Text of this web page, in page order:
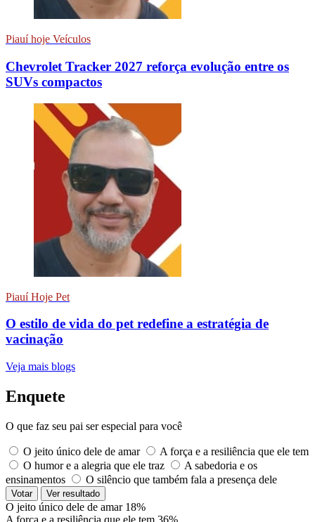
Piauí hoje Veículos
Chevrolet Tracker 2027 reforça evolução entre os
SUVs compactos
Piauí Hoje Pet
O estilo de vida do pet redefine a estratégia de
vacinação
Veja mais blogs
Enquete
O que faz seu pai ser especial para você
O jeito único dele de amar
A força e a resiliência que ele tem
O humor e a alegria que ele traz
A sabedoria e os
ensinamentos
O silêncio que também fala a presença dele
Votar Ver resultado
O jeito único dele de amar 18%
A força e a resiliência que ele tem 36%